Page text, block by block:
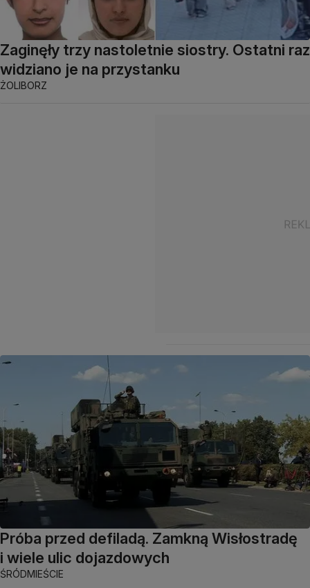
Zaginęły trzy nastoletnie siostry. Ostatni raz
widziano je na przystanku
ŻOLIBORZ
Próba przed defiladą. Zamkną Wisłostradę
i wiele ulic dojazdowych
ŚRÓDMIEŚCIE